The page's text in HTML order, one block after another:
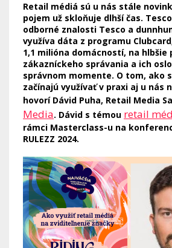
Retail médiá sú u nás stále
pojem už skloňuje dlhší čas.
odborné znalosti Tesco a
využíva dáta z programu
1,1 milióna domácností, na hlbšie
zákazníckeho správania a ich
správnom momente. O tom, ako
začínajú využívať v praxi aj u nás
hovorí Dávid Puha, Retail Media
Media. Dávid s témou retail
rámci Masterclass-u na
RULEZZ 2024.